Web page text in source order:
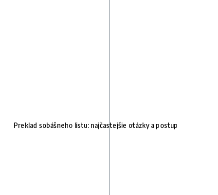
Preklad sobášneho listu: najčastejšie otázky a postup